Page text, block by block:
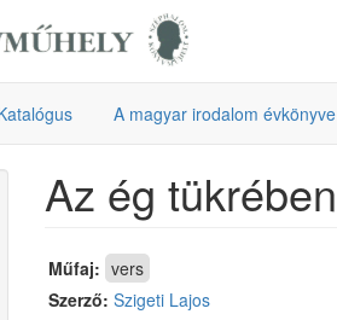
A magyar irodalom évkönyve
Az ég tükrében
Műfaj: vers
Szerző: Szigeti Lajos